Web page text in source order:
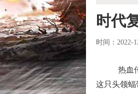
时代
时间：2022-
热血
这只头领蝠